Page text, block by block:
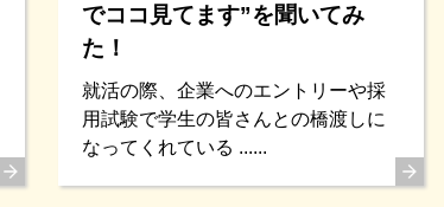
でココ見てます”を聞いてみ
た！
就活の際、企業へのエントリーや採
用試験で学生の皆さんとの橋渡しに
なってくれている ......